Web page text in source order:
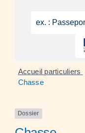
Accueil particuliers
Chasse
Dossier